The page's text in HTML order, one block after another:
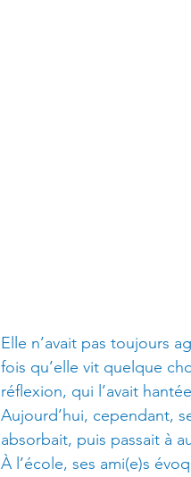
Elle n’avait pas toujours
fois qu’elle vit quelque
réflexion, qui l’avait
Aujourd’hui, cependant,
absorbait, puis passait à
À l’école, ses ami(e)s